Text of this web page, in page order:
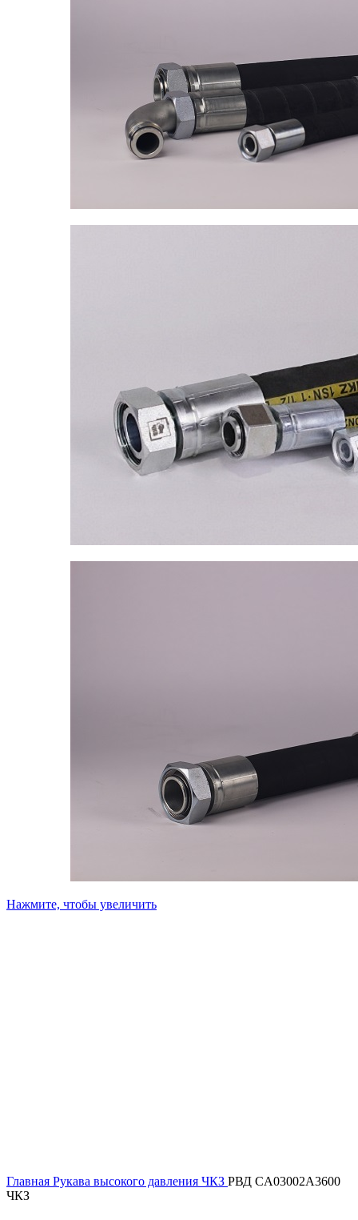
Нажмите, чтобы увеличить
Главная Рукава высокого давления ЧКЗ РВД CA03002A3600
ЧКЗ